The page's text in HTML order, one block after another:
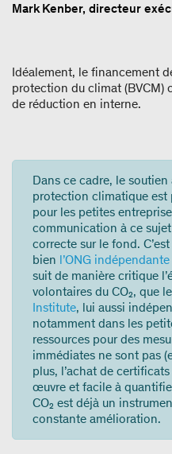
Mark Kenber, directeur
Idéalement, le financement
protection du climat (BVCM)
de réduction en interne.
Dans ce cadre, le
protection climatique est
pour les petites
communication à ce
correcte sur le fond.
bien l’ONG
suit de manière critique
volontaires du CO₂, que
Institute, lui aussi
notamment dans les
ressources pour des
immédiates ne sont pas
plus, l’achat de
œuvre et facile à
CO₂ est déjà un
constante amélioration.